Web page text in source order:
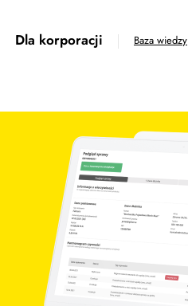
Dla korporacji Baza wiedzy